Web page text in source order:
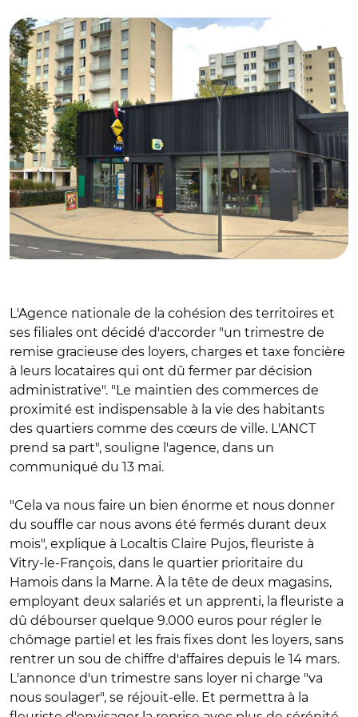
L'Agence nationale de la cohésion des territoires et
ses filiales ont décidé d'accorder "un trimestre de
remise gracieuse des loyers, charges et taxe foncière
à leurs locataires qui ont dû fermer par décision
administrative". "Le maintien des commerces de
proximité est indispensable à la vie des habitants
des quartiers comme des cœurs de ville. L'ANCT
prend sa part", souligne l'agence, dans un
communiqué du 13 mai.
"Cela va nous faire un bien énorme et nous donner
du souffle car nous avons été fermés durant deux
mois", explique à Localtis Claire Pujos, fleuriste à
Vitry-le-François, dans le quartier prioritaire du
Hamois dans la Marne. À la tête de deux magasins,
employant deux salariés et un apprenti, la fleuriste a
dû débourser quelque 9.000 euros pour régler le
chômage partiel et les frais fixes dont les loyers, sans
rentrer un sou de chiffre d'affaires depuis le 14 mars.
L'annonce d'un trimestre sans loyer ni charge "va
nous soulager", se réjouit-elle. Et permettra à la